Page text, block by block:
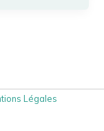
Légales